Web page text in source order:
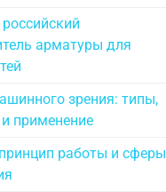
арматуры для
зрения: типы,
применение
работы и сферы